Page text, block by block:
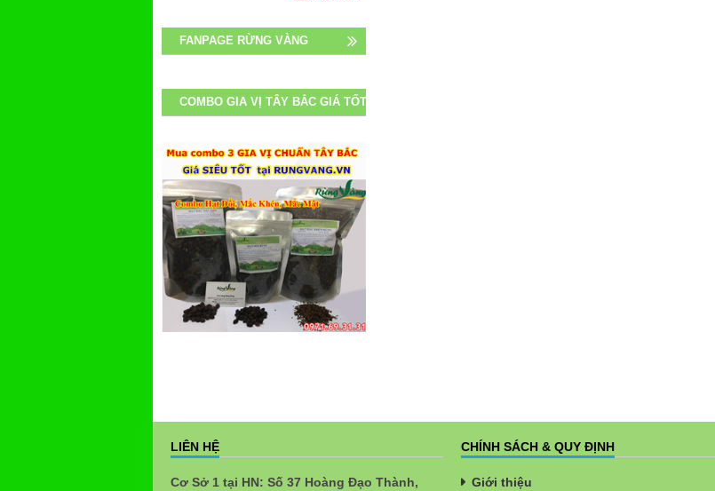
FANPAGE RỪNG VÀNG
COMBO GIA VỊ TÂY BẮC GIÁ TỐT
LIÊN HỆ
Cơ Sở 1 tại HN: Số 37 Hoàng Đạo Thành,
CHÍNH SÁCH & QUY ĐỊNH
Giới thiệu